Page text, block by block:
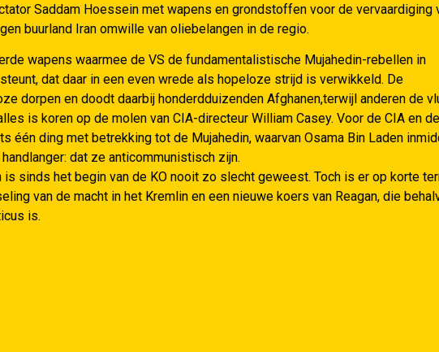
Saddam Hoessein met wapens en grondstoffen voor de vervaardiging
buurland Iran omwille van oliebelangen in de regio.
wapens waarmee de VS de fundamentalistische Mujahedin-rebellen in
dat daar in een even wrede als hopeloze strijd is verwikkeld. De
dorpen en doodt daarbij honderdduizenden Afghanen,terwijl anderen de
is koren op de molen van CIA-directeur William Casey. Voor de CIA en de
één ding met betrekking tot de Mujahedin, waarvan Osama Bin Laden
dat ze anticommunistisch zijn.
sinds het begin van de KO nooit zo slecht geweest. Toch is er op korte
van de macht in het Kremlin en een nieuwe koers van Reagan, die
is.